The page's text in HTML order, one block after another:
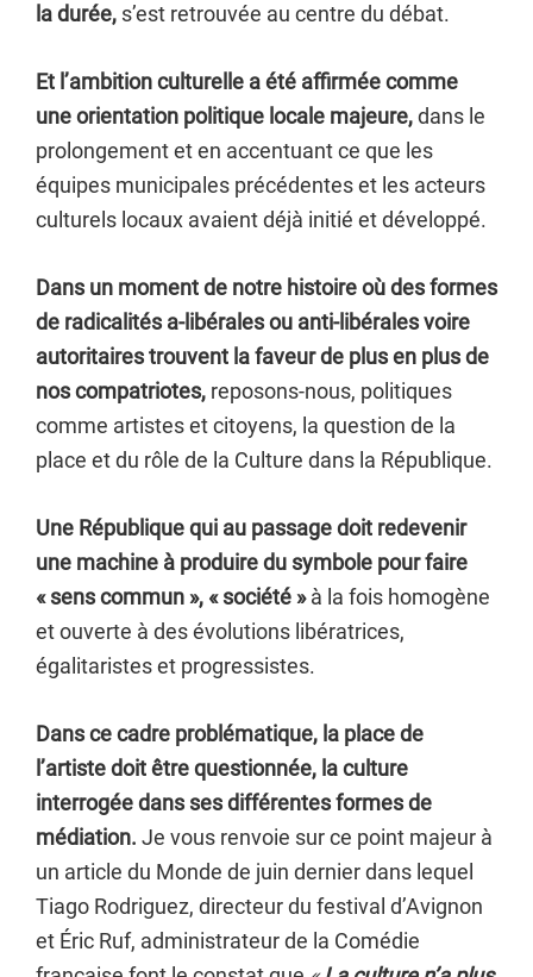
la durée, s’est retrouvée au centre du débat.
Et l’ambition culturelle a été affirmée comme
une orientation politique locale majeure,dans le
prolongement et en accentuant ce que les
équipes municipales précédentes et les acteurs
culturels locaux avaient déjà initié et développé.
Dans un moment de notre histoire où des formes
de radicalités a-libérales ou anti-libérales voire
autoritaires trouvent la faveur de plus en plus de
nos compatriotes, reposons-nous, politiques
comme artistes et citoyens, la question de la
place et du rôle de la Culture dans la République.
Une République qui au passage doit redevenir
une machine à produire du symbole pour faire
« sens commun », « société »à la fois homogène
et ouverte à des évolutions libératrices,
égalitaristes et progressistes.
Dans ce cadre problématique, la place de
l’artiste doit être questionnée, la culture
interrogéedans ses différentes formes de
médiation. Je vous renvoie sur ce point majeur à
un article du Monde de juin dernier dans lequel
Tiago Rodriguez, directeur du festival d’Avignon
et Éric Ruf, administrateur de la Comédie